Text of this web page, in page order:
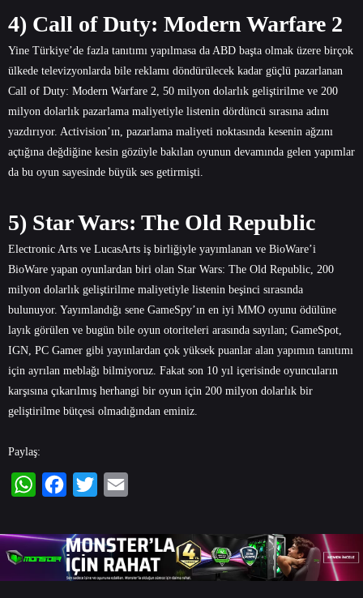
4) Call of Duty: Modern Warfare 2
Yine Türkiye’de fazla tanıtımı yapılmasa da ABD başta olmak üzere birçok
ülkede televizyonlarda bile reklamı döndürülecek kadar güçlü pazarlanan
Call of Duty: Modern Warfare 2, 50 milyon dolarlık geliştirilme ve 200
milyon dolarlık pazarlama maliyetiyle listenin dördüncü sırasına adını
yazdırıyor. Activision’ın, pazarlama maliyeti noktasında kesenin ağzını
açtığına değdiğine kesin gözüyle bakılan oyunun devamında gelen yapımlar
da bu oyun sayesinde büyük ses getirmişti.
5) Star Wars: The Old Republic
Electronic Arts ve LucasArts iş birliğiyle yayımlanan ve BioWare’i
BioWare yapan oyunlardan biri olan Star Wars: The Old Republic, 200
milyon dolarlık geliştirilme maliyetiyle listenin beşinci sırasında
bulunuyor. Yayımlandığı sene GameSpy’ın en iyi MMO oyunu ödülüne
layık görülen ve bugün bile oyun otoriteleri arasında sayılan; GameSpot,
IGN, PC Gamer gibi yayınlardan çok yüksek puanlar alan yapımın tanıtımı
için ayrılan meblağı bilmiyoruz. Fakat son 10 yıl içerisinde oyuncuların
karşısına çıkarılmış herhangi bir oyun için 200 milyon dolarlık bir
geliştirilme bütçesi olmadığından eminiz.
Paylaş: